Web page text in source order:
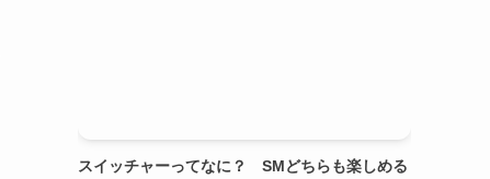
スイッチャーってなに？ SMどちらも楽しめる